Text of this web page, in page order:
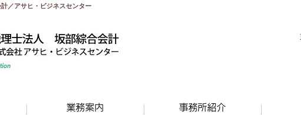
／アサヒ・ビジネスセンター